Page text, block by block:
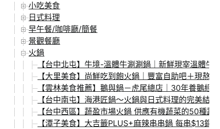
小吃美食
日式料理
早午餐/咖啡廳/簡餐
景觀餐廳
火鍋
【台中北屯】牛境-溫體牛涮涮鍋｜新鮮現宰溫體
【大里美食】尚鮮吃到飽火鍋｜豐富自助吧＋現熬
【雲林美食推薦】鵝與鍋－虎尾總店｜30年養鵝
【台中南屯】海港匠鍋～火鍋與日式料理的完美結
【台中西區】蔬盈市場火鍋 供應有機蔬菜的50種
【潭子美食】大吉籤PLUS+麻辣串串鍋 每串$13